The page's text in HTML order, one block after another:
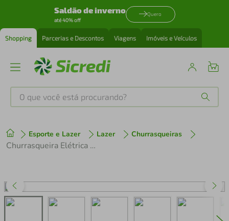
Saldão de inverno
até 40% off
Quero
Shopping Parcerias e Descontos Viagens Imóveis e Veículos
O que você está procurando?
Esporte e Lazer Lazer Churrasqueiras
Churrasqueira Elétrica Britânia 1500W Menos Fumaça BCQ10A
1º tenis
perfume